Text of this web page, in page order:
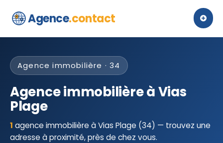
Agence.contact
Agence immobilière · 34
Agence immobilière à Vias
Plage
1 agence immobilière à Vias Plage (34) — trouvez une
adresse à proximité, près de chez vous.